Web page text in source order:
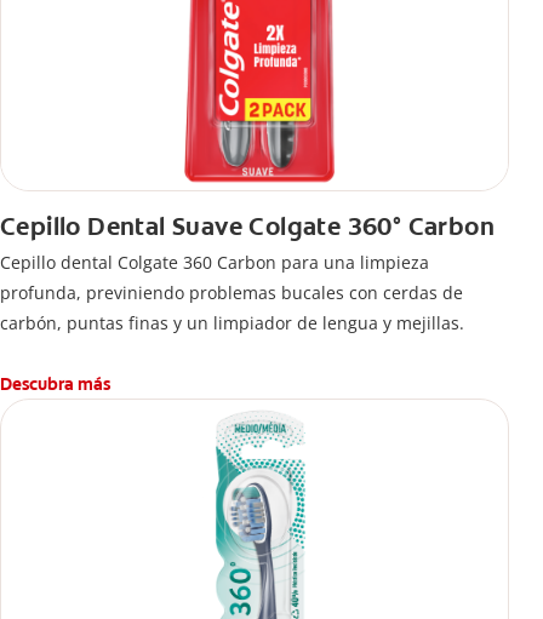
Cepillo Dental Suave Colgate 360° Carbon
Cepillo dental Colgate 360 ​​Carbon para una limpieza
profunda, previniendo problemas bucales con cerdas de
carbón, puntas finas y un limpiador de lengua y mejillas.
Descubra más